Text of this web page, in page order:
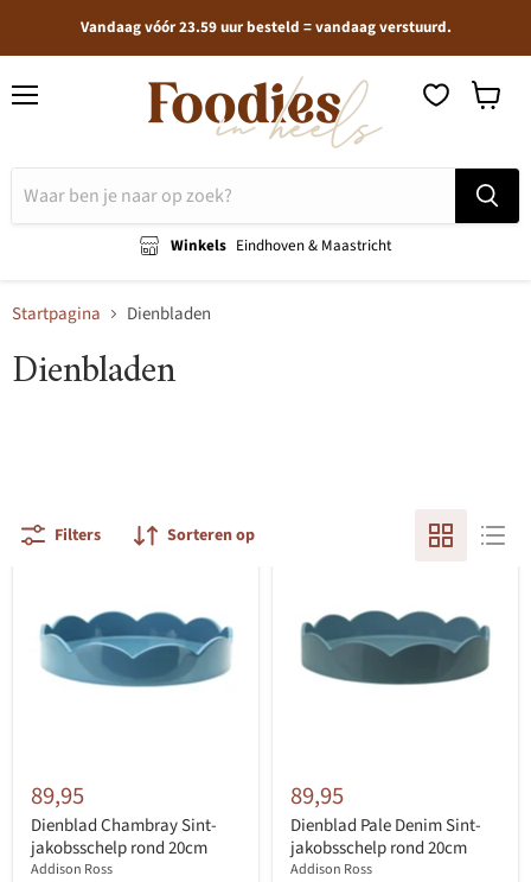
Vandaag vóór 23.59 uur besteld = vandaag verstuurd.
Winkels Eindhoven & Maastricht
Startpagina Dienbladen
Dienbladen
Filters Sorteren op
89,95
Dienblad Chambray Sint-
jakobsschelp rond 20cm
Addison Ross
89,95
Dienblad Pale Denim Sint-
jakobsschelp rond 20cm
Addison Ross